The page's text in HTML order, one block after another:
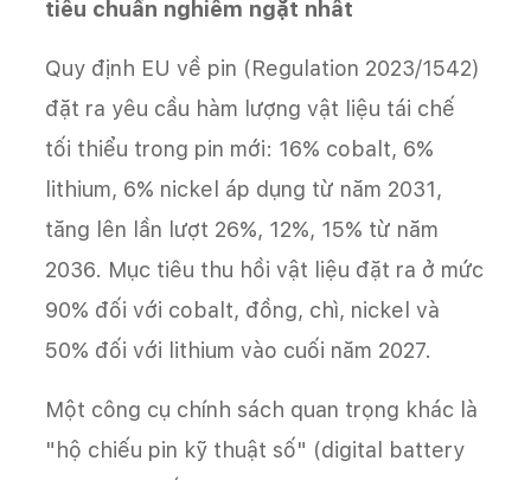
tiêu chuẩn nghiêm ngặt nhất
Quy định EU về pin (Regulation 2023/1542)
đặt ra yêu cầu hàm lượng vật liệu tái chế
tối thiểu trong pin mới: 16% cobalt, 6%
lithium, 6% nickel áp dụng từ năm 2031,
tăng lên lần lượt 26%, 12%, 15% từ năm
2036. Mục tiêu thu hồi vật liệu đặt ra ở mức
90% đối với cobalt, đồng, chì, nickel và
50% đối với lithium vào cuối năm 2027.
Một công cụ chính sách quan trọng khác là
"hộ chiếu pin kỹ thuật số" (digital battery